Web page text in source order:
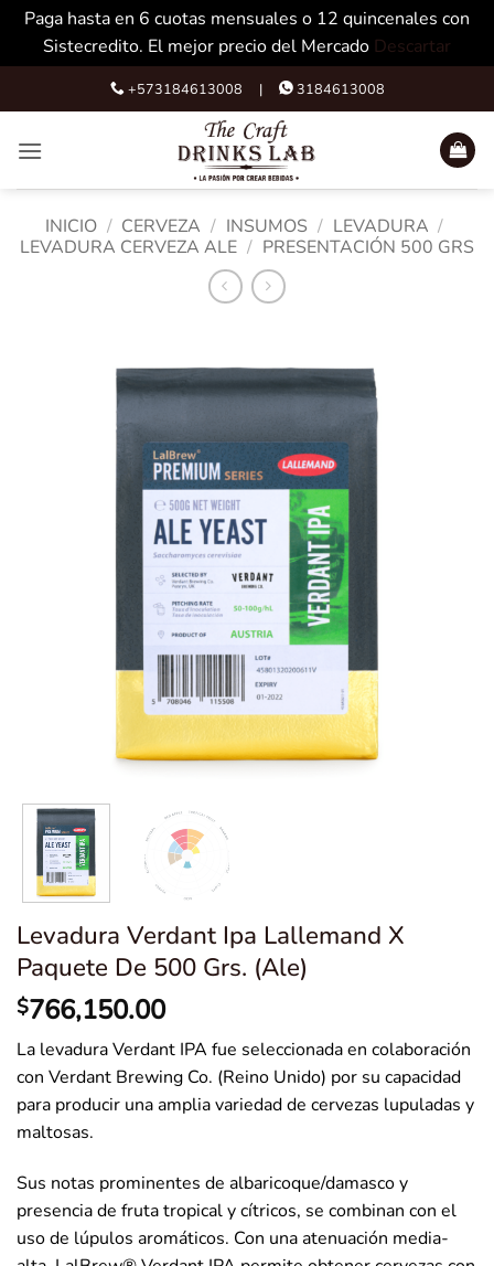
Paga hasta en 6 cuotas mensuales o 12 quincenales con
Sistecredito. El mejor precio del Mercado Descartar
to
+573184613008 | 3184613008
INICIO / CERVEZA / INSUMOS / LEVADURA /
LEVADURA CERVEZA ALE / PRESENTACIÓN 500 GRS
Levadura Verdant Ipa Lallemand X
Paquete De 500 Grs. (Ale)
$766,150.00
La levadura Verdant IPA fue seleccionada en colaboración
con Verdant Brewing Co. (Reino Unido) por su capacidad
para producir una amplia variedad de cervezas lupuladas y
maltosas.
Sus notas prominentes de albaricoque/damasco y
presencia de fruta tropical y cítricos, se combinan con el
uso de lúpulos aromáticos. Con una atenuación media-